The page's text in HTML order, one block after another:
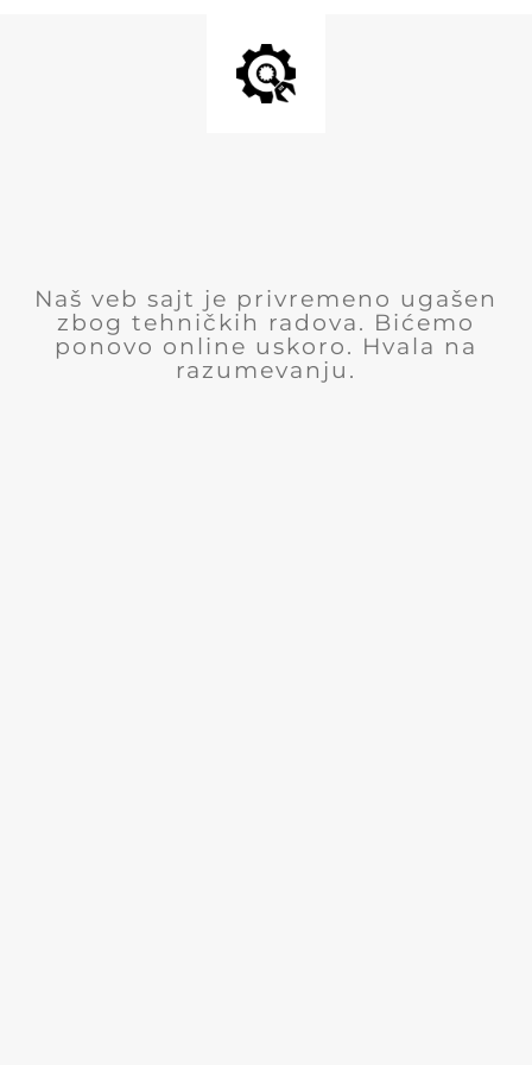
Naš veb sajt je privremeno ugašen
zbog tehničkih radova. Bićemo
ponovo online uskoro. Hvala na
razumevanju.